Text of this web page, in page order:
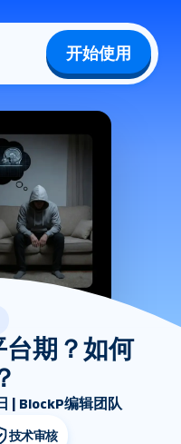
开始使用
台期？如何
| BlockP编辑团队
技术审核